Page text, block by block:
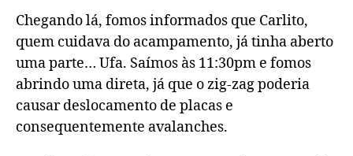
Chegando lá, fomos informados que Carlito,
quem cuidava do acampamento, já tinha aberto
uma parte… Ufa. Saímos às 11:30pm e fomos
abrindo uma direta, já que o zig-zag poderia
causar deslocamento de placas e
consequentemente avalanches.